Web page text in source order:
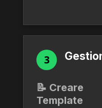
3
📝 Creare
Template